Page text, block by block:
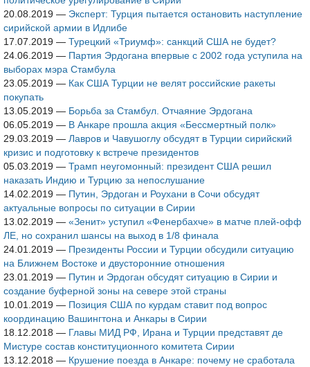
20.08.2019 — Эксперт: Турция пытается остановить наступление
сирийской армии в Идлибе
17.07.2019 — Турецкий «Триумф»: санкций США не будет?
24.06.2019 — Партия Эрдогана впервые с 2002 года уступила на
выборах мэра Стамбула
23.05.2019 — Как США Турции не велят российские ракеты
покупать
13.05.2019 — Борьба за Стамбул. Отчаяние Эрдогана
06.05.2019 — В Анкаре прошла акция «Бессмертный полк»
29.03.2019 — Лавров и Чавушоглу обсудят в Турции сирийский
кризис и подготовку к встрече президентов
05.03.2019 — Трамп неугомонный: президент США решил
наказать Индию и Турцию за непослушание
14.02.2019 — Путин, Эрдоган и Роухани в Сочи обсудят
актуальные вопросы по ситуации в Сирии
13.02.2019 — «Зенит» уступил «Фенербахче» в матче плей-офф
ЛЕ, но сохранил шансы на выход в 1/8 финала
24.01.2019 — Президенты России и Турции обсудили ситуацию
на Ближнем Востоке и двусторонние отношения
23.01.2019 — Путин и Эрдоган обсудят ситуацию в Сирии и
создание буферной зоны на севере этой страны
10.01.2019 — Позиция США по курдам ставит под вопрос
координацию Вашингтона и Анкары в Сирии
18.12.2018 — Главы МИД РФ, Ирана и Турции представят де
Мистуре состав конституционного комитета Сирии
13.12.2018 — Крушение поезда в Анкаре: почему не сработала